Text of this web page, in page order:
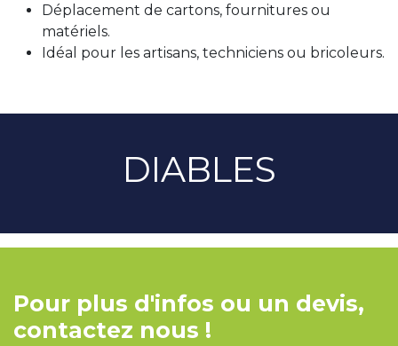
Déplacement de cartons, fournitures ou
matériels.
Idéal pour les artisans, techniciens ou bricoleurs.
DIABLES
Pour plus d'infos ou un devis,
contactez nous !